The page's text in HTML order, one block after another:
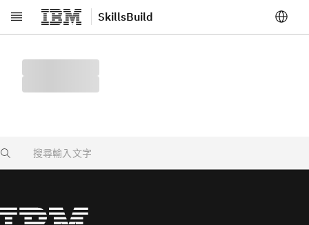
跳至主要內容 SkillsBuild
Search